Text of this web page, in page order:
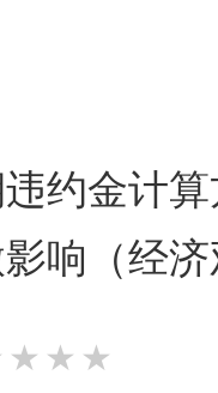
约金计
响（经济
4 stars
3 stars
2 stars
star